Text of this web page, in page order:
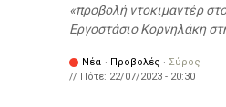
προβολή ντοκιμαντέρ
Εργοστάσιο Κορνηλάκη
Νέα · Προβολές · Σύρος
// Πότε: 22/07/2023 - 20:30